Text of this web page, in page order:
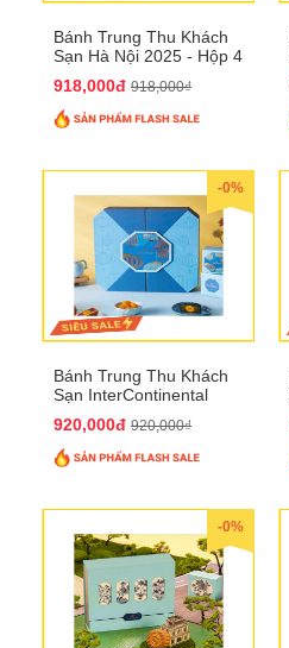
Bánh Trung Thu Khách
Sạn Hà Nội 2025 - Hộp 4
918,000đ 918,000₫
-0%
Bánh Trung Thu Khách
Sạn InterContinental
QTTT26
920,000đ 920,000₫
-0%